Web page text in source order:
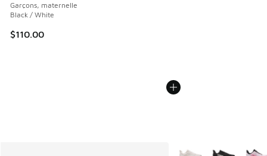
Garçons, maternelle
Black / White
$110.00
Plus de couleurs